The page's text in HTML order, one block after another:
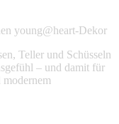
young@heart-Dekor
Teller und Schüsseln
– und damit für